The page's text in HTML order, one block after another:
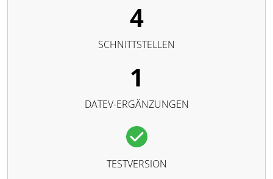
4
SCHNITTSTELLEN
1
DATEV-ERGÄNZUNGEN
TESTVERSION